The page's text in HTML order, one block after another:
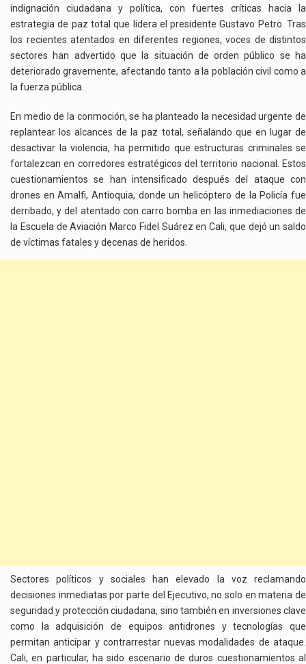
ATENTADOS
EN
COLOMBIA
indignación ciudadana y política, con fuertes críticas hacia la
estrategia de paz total que lidera el presidente Gustavo Petro. Tras
los recientes atentados en diferentes regiones, voces de distintos
sectores han advertido que la situación de orden público se ha
deteriorado gravemente, afectando tanto a la población civil como a
la fuerza pública.
En medio de la conmoción, se ha planteado la necesidad urgente de
replantear los alcances de la paz total, señalando que en lugar de
desactivar la violencia, ha permitido que estructuras criminales se
fortalezcan en corredores estratégicos del territorio nacional. Estos
cuestionamientos se han intensificado después del ataque con
drones en Amalfi, Antioquia, donde un helicóptero de la Policía fue
derribado, y del atentado con carro bomba en las inmediaciones de
la Escuela de Aviación Marco Fidel Suárez en Cali, que dejó un saldo
de víctimas fatales y decenas de heridos.
Sectores políticos y sociales han elevado la voz reclamando
decisiones inmediatas por parte del Ejecutivo, no solo en materia de
seguridad y protección ciudadana, sino también en inversiones clave
como la adquisición de equipos antidrones y tecnologías que
permitan anticipar y contrarrestar nuevas modalidades de ataque.
Cali, en particular, ha sido escenario de duros cuestionamientos al